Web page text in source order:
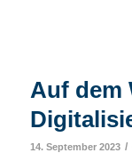
Auf dem
14. September 2023 /